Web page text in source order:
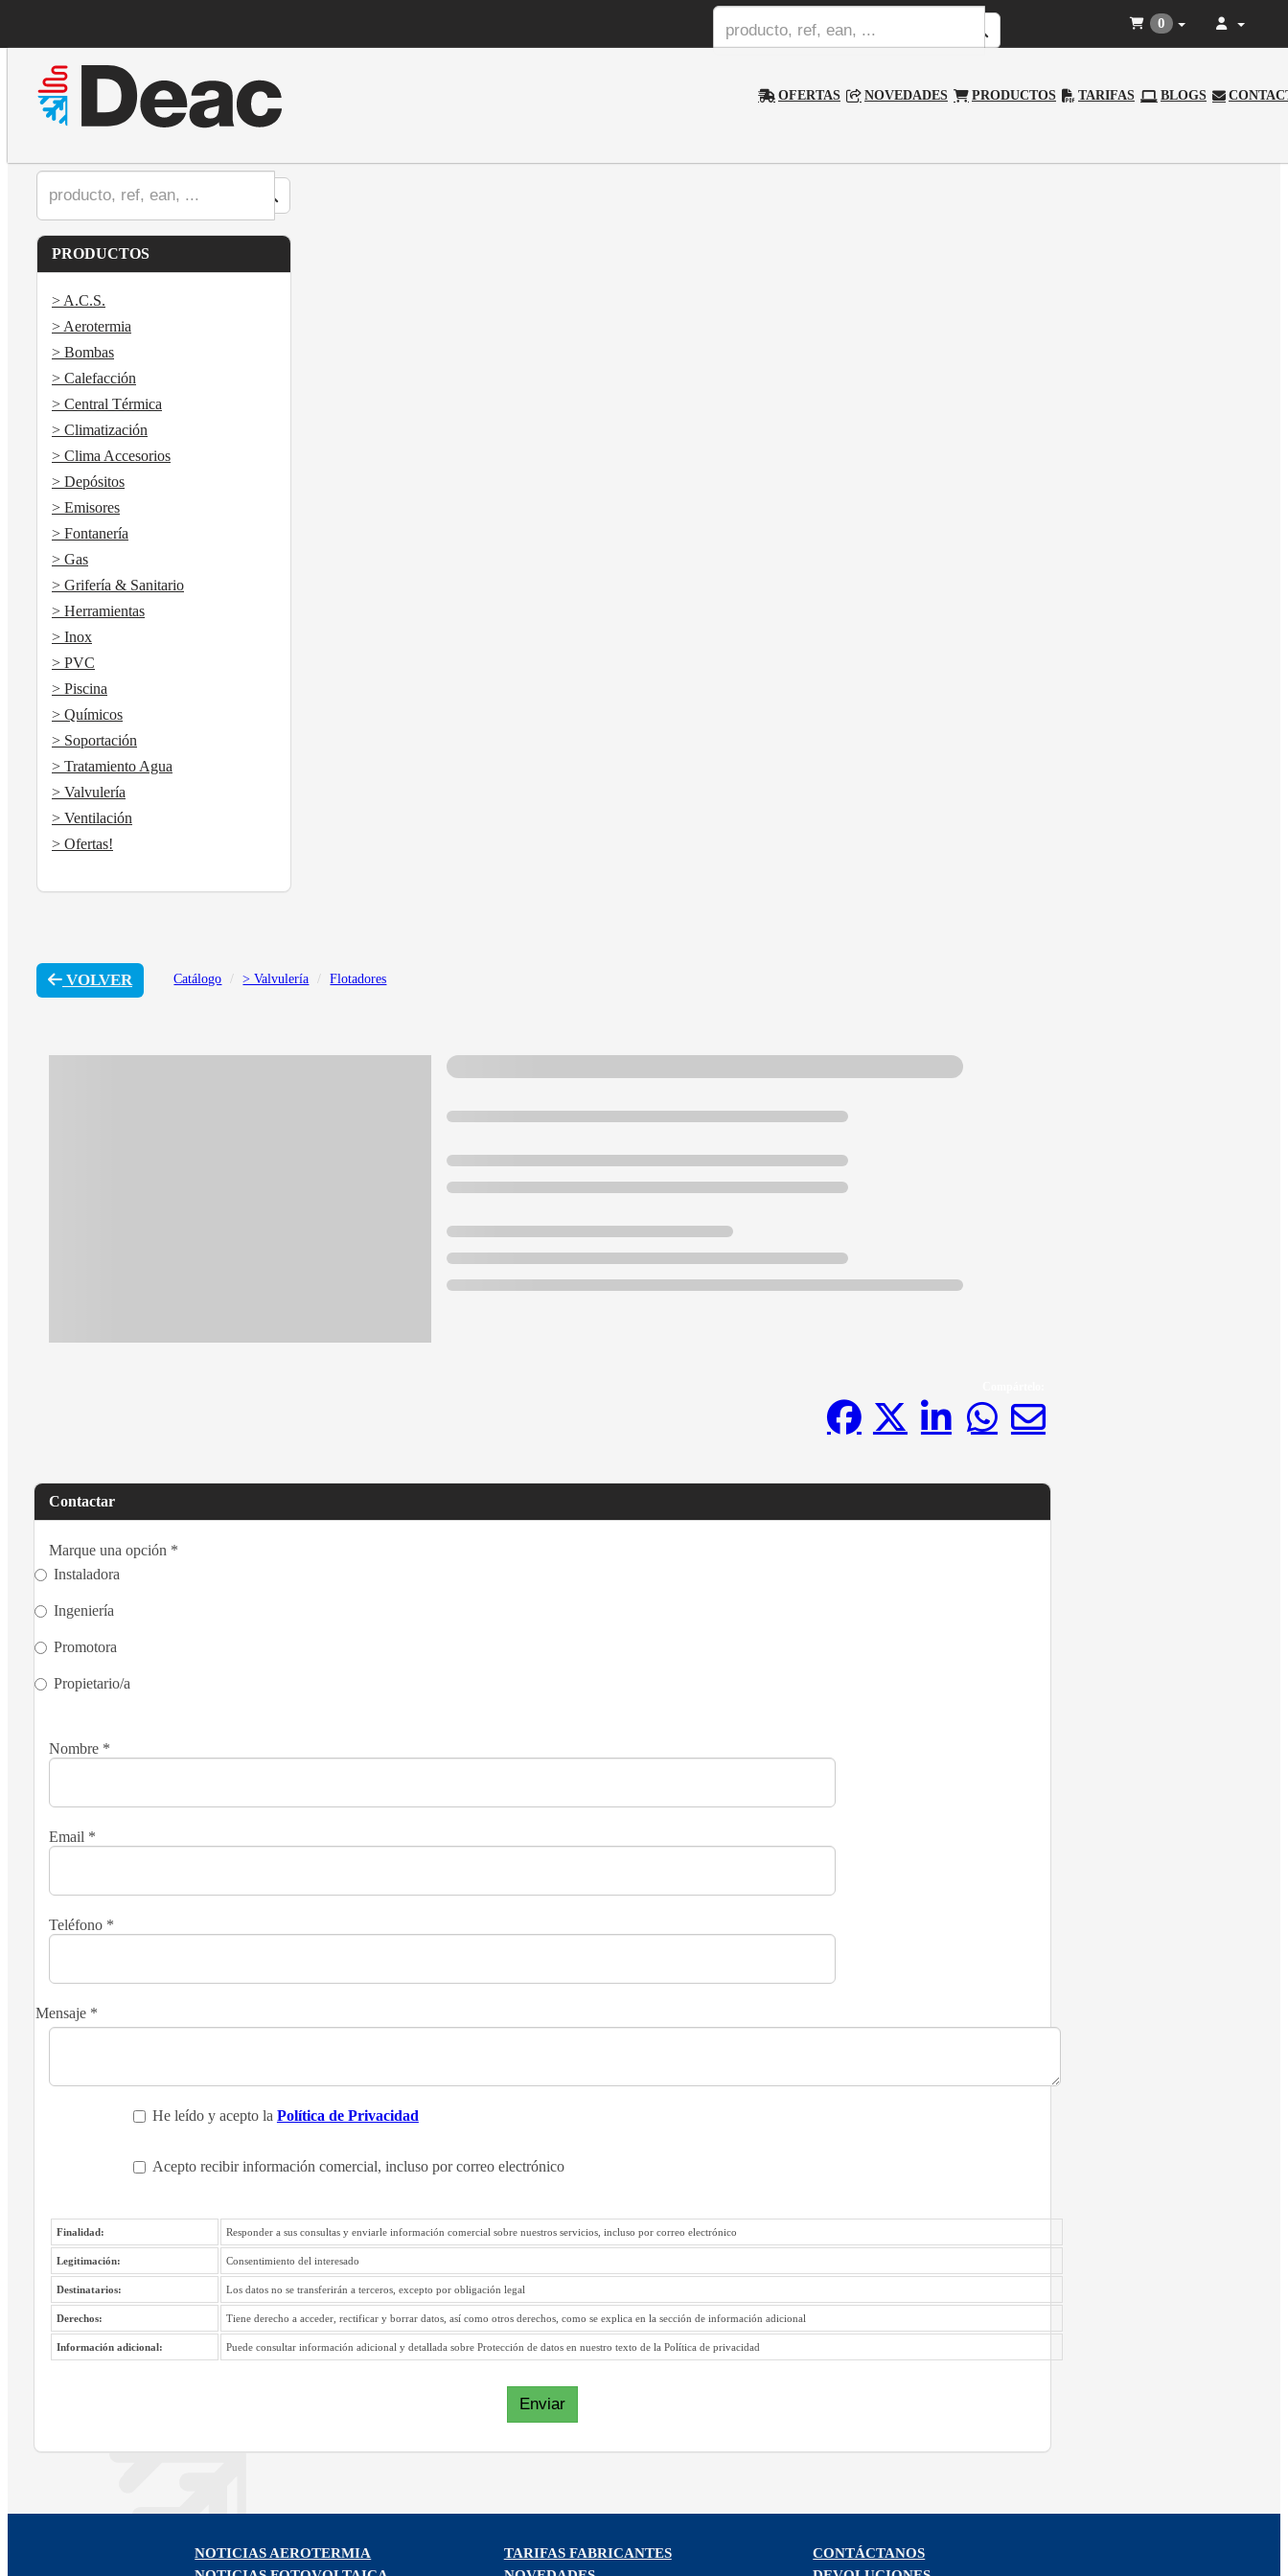
OFERTAS NOVEDADES PRODUCTOS TARIFAS BLOGS
0
PRODUCTOS
> A.C.S.
> Aerotermia
> Bombas
> Calefacción
> Central Térmica
> Climatización
> Clima Accesorios
> Depósitos
> Emisores
> Fontanería
> Gas
> Grifería & Sanitario
> Herramientas
> Inox
> PVC
> Piscina
> Químicos
> Soportación
> Tratamiento Agua
> Valvulería
> Ventilación
> Ofertas!
Catálogo > Valvulería Flotadores
VOLVER
Contactar
Marque una opción *
Instaladora
Ingeniería
Promotora
Propietario/a
Nombre *
Email *
Teléfono *
Mensaje *
He leído y acepto la Política de Privacidad
Acepto recibir información comercial, incluso por correo electrónico
Finalidad: Responder a sus consultas y enviarle información comercial sobre nuestros servicios, incluso por correo electrónico
Legitimación: Consentimiento del interesado
Destinatarios: Los datos no se transferirán a terceros, excepto por obligación legal
Derechos: Tiene derecho a acceder, rectificar y borrar datos, así como otros derechos, como se explica en la sección de información adicional
Información adicional: Puede consultar información adicional y detallada sobre Protección de datos en nuestro texto de la Política de privacidad
Enviar
NOTICIAS AEROTERMIA
TARIFAS FABRICANTES
CONTÁCTANOS